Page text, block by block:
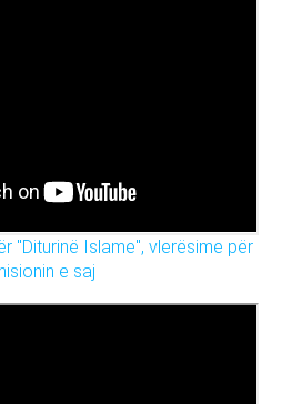
"Diturinë Islame", vlerësime për
e saj